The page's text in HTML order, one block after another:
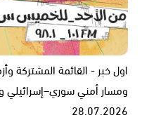
اول خبر - القائمة المشتركة
ومسار أمني
28.07.2026